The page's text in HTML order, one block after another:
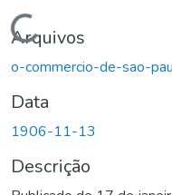
Carregando...
Arquivos
o-commercio-de-sao-
Data
1906-11-13
Descrição